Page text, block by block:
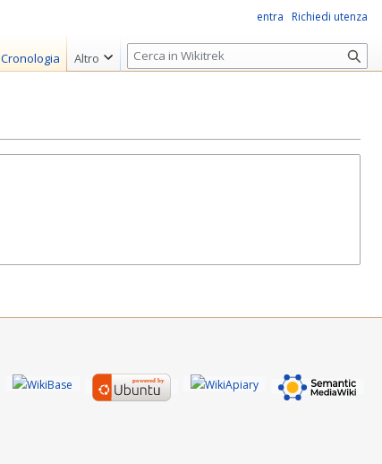
entra Richiedi utenza
Cronologia Altro
R
i
r
c